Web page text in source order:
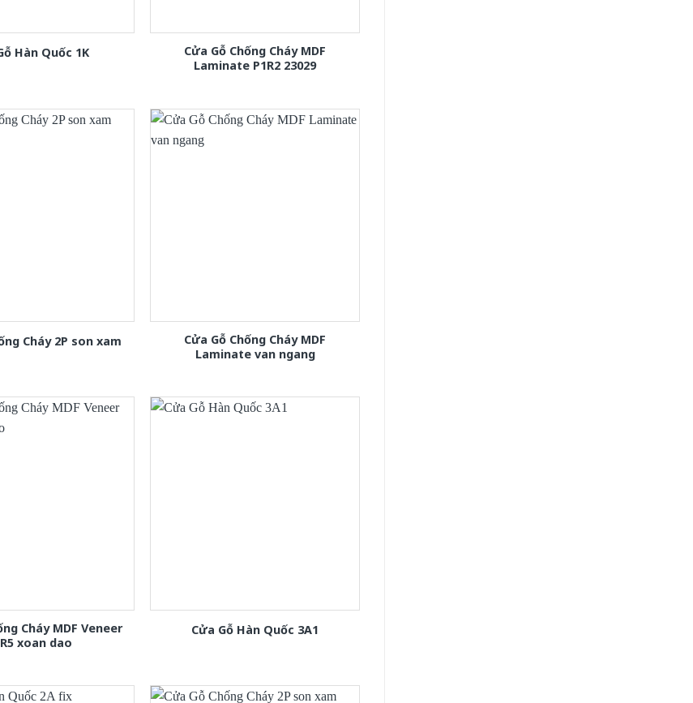
Hàn Quốc 1K
Cửa Gỗ Chống Cháy MDF
Laminate P1R2 23029
Cháy 2P son xam
Cửa Gỗ Chống Cháy MDF
Laminate van ngang
Cháy MDF Veneer
xoan dao
Cửa Gỗ Hàn Quốc 3A1